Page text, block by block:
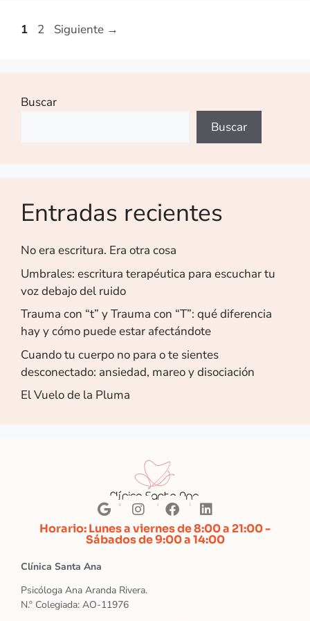
1 2 Siguiente →
Buscar
Buscar
Entradas recientes
No era escritura. Era otra cosa
Umbrales: escritura terapéutica para escuchar tu
voz debajo del ruido
Trauma con “t” y Trauma con “T”: qué diferencia
hay y cómo puede estar afectándote
Cuando tu cuerpo no para o te sientes
desconectado: ansiedad, mareo y disociación
El Vuelo de la Pluma
Horario: Lunes a viernes de 8:00 a 21:00 -
Sábados de 9:00 a 14:00
Clínica Santa Ana
Psicóloga Ana Aranda Rivera.
N.º Colegiada: AO-11976